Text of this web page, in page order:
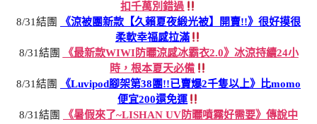
扣千萬別錯過
8/31結團
《涼被團新款【久賴夏夜緞光被】開賣!!》很好摸很
柔軟幸福感拉滿
8/31結團
《最新款WIWI防曬涼感冰霸衣2.0》冰涼持續24小
時，根本夏天必備
8/31結團
《Luvipod腳架第38團!!已賣爆2千隻以上》比momo
便宜200還免運
8/31結團
《暑假來了~LISHAN UV防曬噴霧好需要》傳說中